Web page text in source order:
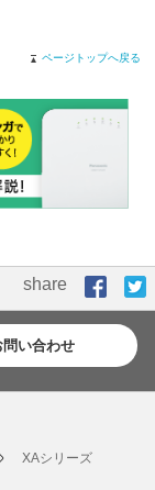
ページトップへ戻る
share
こちらから
問い合わせ
XAシリーズ